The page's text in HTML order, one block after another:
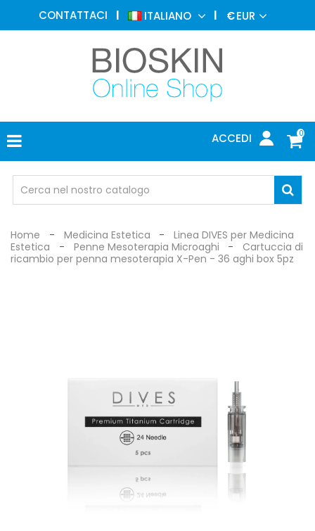
CONTATTACI ITALIANO €EUR
0
ACCEDI
MEDICINA
ESTETICA
DERMATOLOGIA
FOTOTERAPIA
ELETTROMEDICALI
MEDICO
OCCHIALI
DI
Home Medicina Estetica
Linea DIVES per Medicina
Estetica
Penne Mesoterapia Microaghi
Cartuccia di
ricambio per penna mesoterapia X-Pen - 36 aghi box 5pz